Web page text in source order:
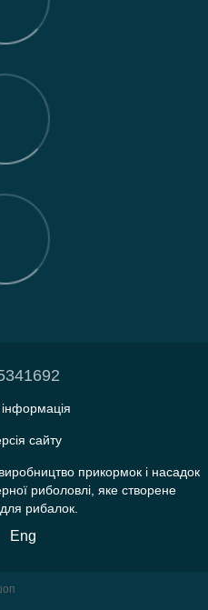
сайту
прикормок і насадок
риболовлі, яке створене
рибалок.
Eng